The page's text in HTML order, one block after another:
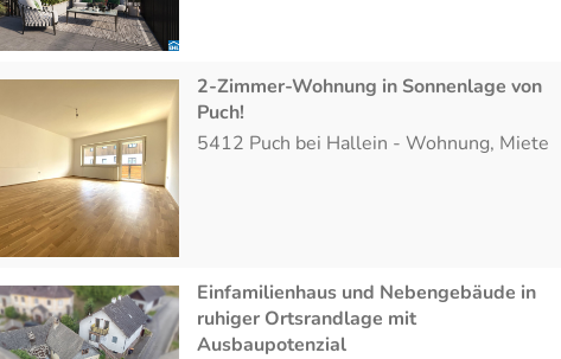
2-Zimmer-Wohnung in Sonnenlage von
Puch!
5412 Puch bei Hallein - Wohnung, Miete
Einfamilienhaus und Nebengebäude in
ruhiger Ortsrandlage mit
Ausbaupotenzial